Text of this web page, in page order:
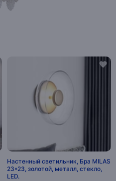
Настенный светильник, Бра MILAS
23*23, золотой, металл, стекло,
LED.